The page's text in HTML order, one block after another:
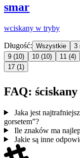
smar
wciskany w tryby
Długość: Wszystkie 3
9 (10) 10 (10) 11 (4)
17 (1)
FAQ: ściskany
Jaka jest
gorsetem”?
Ile znaków ma
Jakie są inne